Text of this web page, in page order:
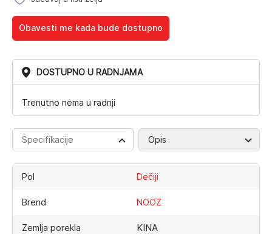
Obavesti me kada bude dostupno
DOSTUPNO U RADNJAMA
Trenutno nema u radnji
Specifikacije Opis
Pol Dečiji
Brend NOOZ
Zemlja porekla KINA